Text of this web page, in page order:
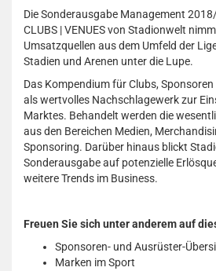
Die Sonderausgabe Management
CLUBS | VENUES von Stadionwelt
Umsatzquellen aus dem Umfeld der
Stadien und Arenen unter die Lupe.
Das Kompendium für Clubs,
als wertvolles Nachschlagewerk zur
Marktes. Behandelt werden die
aus den Bereichen Medien,
Sponsoring. Darüber hinaus blickt
Sonderausgabe auf potenzielle
weitere Trends im Business.
Freuen Sie sich unter anderem auf
Sponsoren- und Ausrüster-
Marken im Sport